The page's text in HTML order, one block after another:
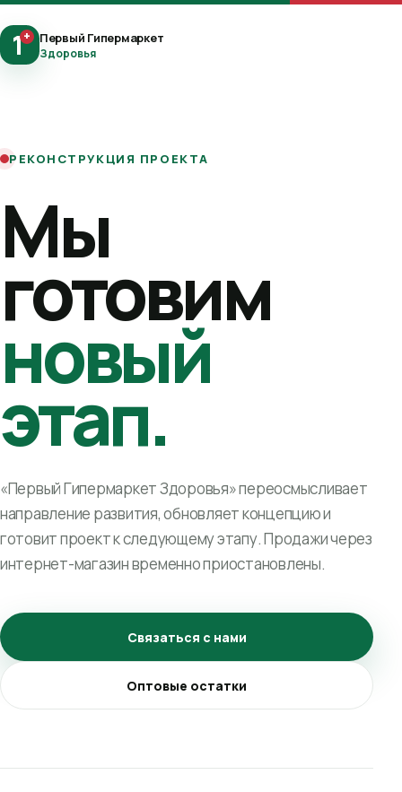
1+ Первый Гипермаркет
Здоровья
РЕКОНСТРУКЦИЯ ПРОЕКТА
Мы
готовим
новый
этап.
«Первый Гипермаркет Здоровья» переосмысливает
направление развития, обновляет концепцию и
готовит проект к следующему этапу. Продажи через
интернет-магазин временно приостановлены.
Связаться с нами
Оптовые остатки